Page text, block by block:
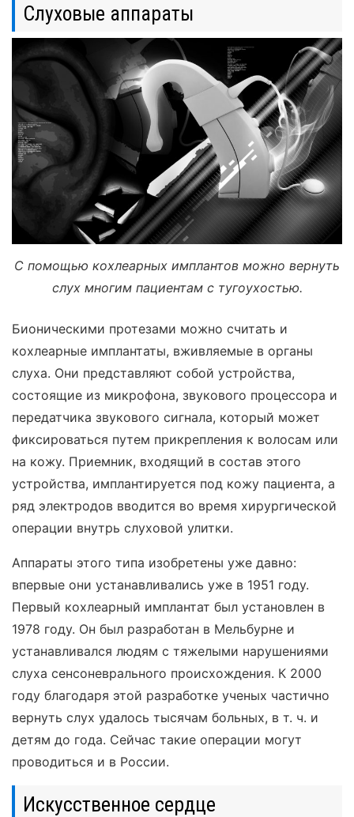
Слуховые аппараты
С помощью кохлеарных имплантов можно вернуть
слух многим пациентам с тугоухостью.
Бионическими протезами можно считать и
кохлеарные имплантаты, вживляемые в органы
слуха. Они представляют собой устройства,
состоящие из микрофона, звукового процессора и
передатчика звукового сигнала, который может
фиксироваться путем прикрепления к волосам или
на кожу. Приемник, входящий в состав этого
устройства, имплантируется под кожу пациента, а
ряд электродов вводится во время хирургической
операции внутрь слуховой улитки.
Аппараты этого типа изобретены уже давно:
впервые они устанавливались уже в 1951 году.
Первый кохлеарный имплантат был установлен в
1978 году. Он был разработан в Мельбурне и
устанавливался людям с тяжелыми нарушениями
слуха сенсоневрального происхождения. К 2000
году благодаря этой разработке ученых частично
вернуть слух удалось тысячам больных, в т. ч. и
детям до года. Сейчас такие операции могут
проводиться и в России.
Искусственное сердце